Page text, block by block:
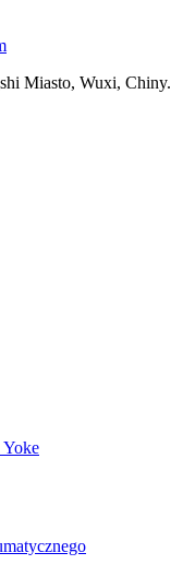
Miasto, Wuxi, Chiny.
Yoke